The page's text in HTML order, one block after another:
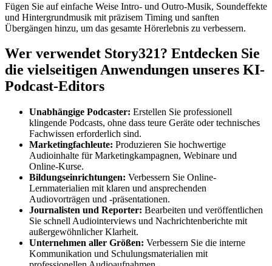
Fügen Sie auf einfache Weise Intro- und Outro-Musik, Soundeffekte
und Hintergrundmusik mit präzisem Timing und sanften
Übergängen hinzu, um das gesamte Hörerlebnis zu verbessern.
Wer verwendet Story321? Entdecken Sie
die vielseitigen Anwendungen unseres KI-
Podcast-Editors
Unabhängige Podcaster: Erstellen Sie professionell
klingende Podcasts, ohne dass teure Geräte oder technisches
Fachwissen erforderlich sind.
Marketingfachleute: Produzieren Sie hochwertige
Audioinhalte für Marketingkampagnen, Webinare und
Online-Kurse.
Bildungseinrichtungen: Verbessern Sie Online-
Lernmaterialien mit klaren und ansprechenden
Audiovorträgen und -präsentationen.
Journalisten und Reporter: Bearbeiten und veröffentlichen
Sie schnell Audiointerviews und Nachrichtenberichte mit
außergewöhnlicher Klarheit.
Unternehmen aller Größen: Verbessern Sie die interne
Kommunikation und Schulungsmaterialien mit